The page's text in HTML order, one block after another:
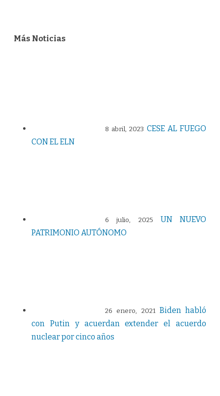
Más Noticias
8 abril, 2023 CESE AL FUEGO
CON EL ELN
6 julio, 2025
UN NUEVO
PATRIMONIO AUTÓNOMO
26 enero, 2021 Biden habló
con Putin y acuerdan extender el acuerdo
nuclear por cinco años